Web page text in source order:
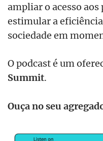
ampliar o acesso
estimular a
sociedade em
O podcast é um
Summit.
Ouça no seu